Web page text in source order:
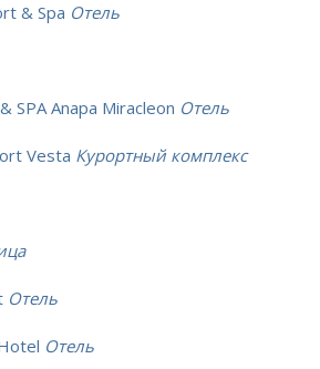
& Spa Отель
SPA Anapa Miracleon Отель
Vesta Курортный комплекс
Отель
Отель